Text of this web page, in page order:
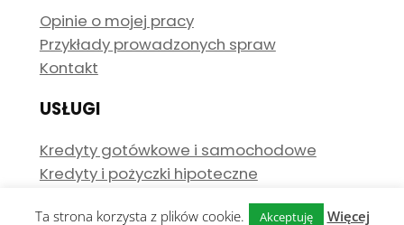
Opinie o mojej pracy
Przykłady prowadzonych spraw
Kontakt
USŁUGI
Kredyty gotówkowe i samochodowe
Kredyty i pożyczki hipoteczne
Ta strona korzysta z plików cookie. Akceptuję Więcej